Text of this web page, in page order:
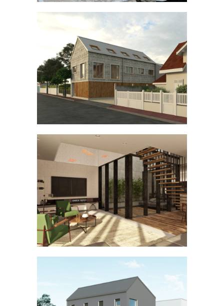
Réhabilitation à Sucy-en-Brie
BUREAU
Maison avec patio à Moncel-sur-
Seille
MAISON INDIVIDUELLE
Face à la Marne